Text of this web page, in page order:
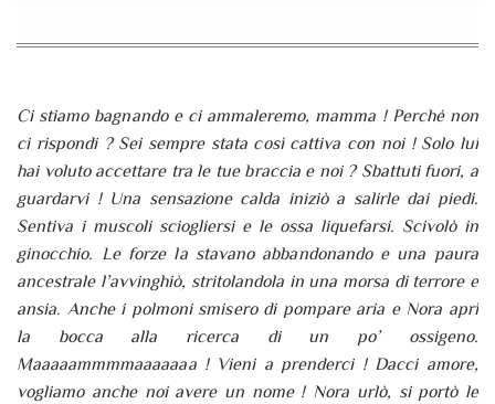
Ci stiamo bagnando e ci ammaleremo, mamma ! Perché non
ci rispondi ? Sei sempre stata così cattiva con noi ! Solo lui
hai voluto accettare tra le tue braccia e noi ? Sbattuti fuori, a
guardarvi ! Una sensazione calda iniziò a salirle dai piedi.
Sentiva i muscoli sciogliersi e le ossa liquefarsi. Scivolò in
ginocchio. Le forze la stavano abbandonando e una paura
ancestrale l’avvinghiò, stritolandola in una morsa di terrore e
ansia. Anche i polmoni smisero di pompare aria e Nora aprì
la bocca alla ricerca di un po’ ossigeno.
Maaaaammmmaaaaaaa ! Vieni a prenderci ! Dacci amore,
vogliamo anche noi avere un nome ! Nora urlò, si portò le